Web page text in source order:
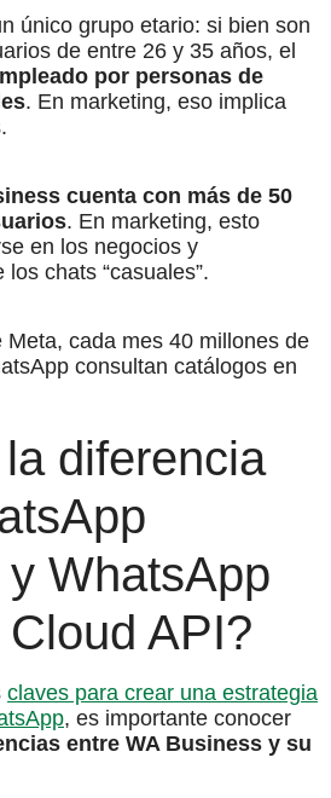
único grupo etario: si bien son
de entre 26 y 35 años, el
por personas de
. En marketing, eso implica
cuenta con más de 50
. En marketing, esto
en los negocios y
chats “casuales”.
Meta, cada mes 40 millones de
consultan catálogos en
diferencia
WhatsApp
API?
claves para crear una estrategia
, es importante conocer
entre WA Business y su